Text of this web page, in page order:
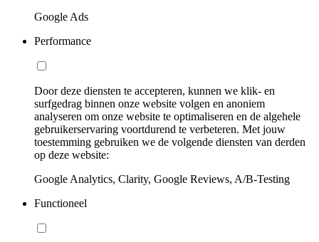
Google Ads
Performance
Door deze diensten te accepteren, kunnen we klik- en
surfgedrag binnen onze website volgen en anoniem
analyseren om onze website te optimaliseren en de algehele
gebruikerservaring voortdurend te verbeteren. Met jouw
toestemming gebruiken we de volgende diensten van derden
op deze website:
Google Analytics, Clarity, Google Reviews, A/B-Testing
Functioneel